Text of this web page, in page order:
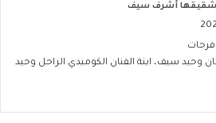
شقيقها أشرف سيف
وحيد سيف، ابنة الفنان الكوميدي الراحل وحيد